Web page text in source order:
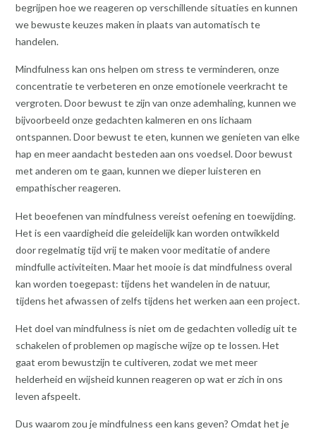
begrijpen hoe we reageren op verschillende situaties en kunnen
we bewuste keuzes maken in plaats van automatisch te
handelen.
Mindfulness kan ons helpen om stress te verminderen, onze
concentratie te verbeteren en onze emotionele veerkracht te
vergroten. Door bewust te zijn van onze ademhaling, kunnen we
bijvoorbeeld onze gedachten kalmeren en ons lichaam
ontspannen. Door bewust te eten, kunnen we genieten van elke
hap en meer aandacht besteden aan ons voedsel. Door bewust
met anderen om te gaan, kunnen we dieper luisteren en
empathischer reageren.
Het beoefenen van mindfulness vereist oefening en toewijding.
Het is een vaardigheid die geleidelijk kan worden ontwikkeld
door regelmatig tijd vrij te maken voor meditatie of andere
mindfulle activiteiten. Maar het mooie is dat mindfulness overal
kan worden toegepast: tijdens het wandelen in de natuur,
tijdens het afwassen of zelfs tijdens het werken aan een project.
Het doel van mindfulness is niet om de gedachten volledig uit te
schakelen of problemen op magische wijze op te lossen. Het
gaat erom bewustzijn te cultiveren, zodat we met meer
helderheid en wijsheid kunnen reageren op wat er zich in ons
leven afspeelt.
Dus waarom zou je mindfulness een kans geven? Omdat het je